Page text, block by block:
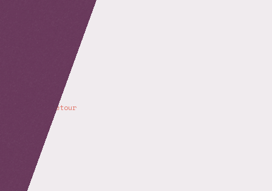
retour